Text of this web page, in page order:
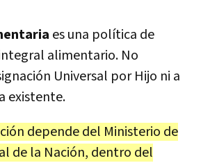
es una política de
alimentario. No
Universal por Hijo ni a
existente.
depende del Ministerio de
de la Nación, dentro del